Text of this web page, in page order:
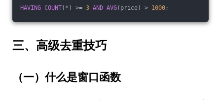
HAVING COUNT(*) >= 3 AND AVG(price) > 1000;
三、高级去重技巧
（一）什么是窗口函数